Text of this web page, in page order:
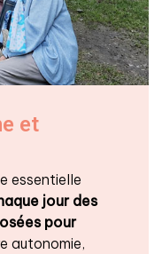
et
essentielle
jour des
pour
autonomie,